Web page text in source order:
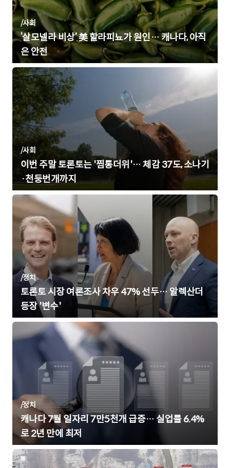
/사회
‘살모넬라 비상’ 美 할라피뇨가 원인… 캐나다, 아직
은 안전
/사회
이번 주말 토론토는 '찜통더위'… 체감 37도, 소나기
·천둥번개까지
/정치
토론토 시장 여론조사 차우 47% 선두… 알렉산더
등장 '변수'
/정치
캐나다 7월 일자리 7만5천개 급증… 실업률 6.4%
로 2년 만에 최저